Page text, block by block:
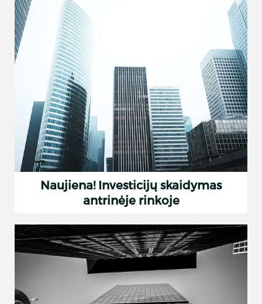
Naujiena! Investicijų skaidymas
antrinėje rinkoje